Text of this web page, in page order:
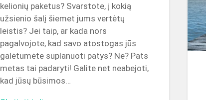
kelionių paketus? Svarstote, į kokią
užsienio šalį šiemet jums vertėtų
leistis? Jei taip, ar kada nors
pagalvojote, kad savo atostogas jūs
galėtumėte suplanuoti patys? Ne? Pats
metas tai padaryti! Galite net neabejoti,
kad jūsų būsimos…